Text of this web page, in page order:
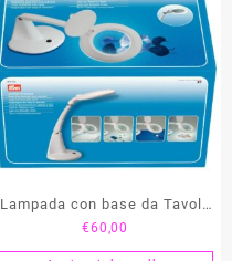
Lampada con base da Tavolo
e Lente D’ingrandimento
€60,00